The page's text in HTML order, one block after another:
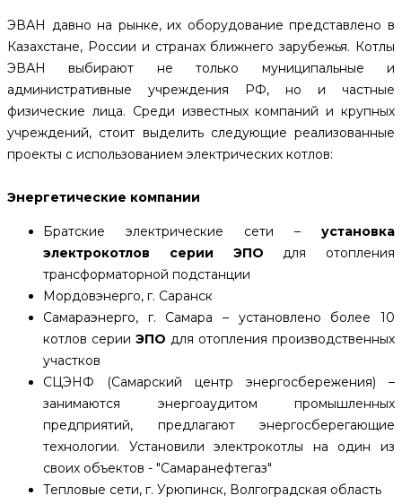
ЭВАН давно на рынке, их оборудование представлено в
Казахстане, России и странах ближнего зарубежья. Котлы
ЭВАН выбирают не только муниципальные и
административные учреждения РФ, но и частные
физические лица. Среди известных компаний и крупных
учреждений, стоит выделить следующие реализованные
проекты с использованием электрических котлов:
Энергетические компании
Братские электрические сети – установка
электрокотлов серии ЭПО для отопления
трансформаторной подстанции
Мордовэнерго, г. Саранск
Самараэнерго, г. Самара – установлено более 10
котлов серии ЭПО для отопления производственных
участков
СЦЭНФ (Самарский центр энергосбережения) –
занимаются энергоаудитом промышленных
предприятий, предлагают энергосберегающие
технологии. Установили электрокотлы на один из
своих объектов - "Самаранефтегаз"
Тепловые сети, г. Урюпинск, Волгоградская область